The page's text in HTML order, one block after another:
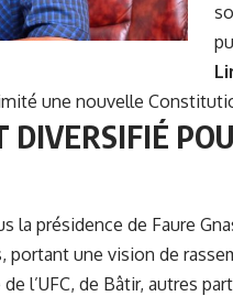
une nouvelle
la présidence de Faure
portant une vision de
l’UFC, de Bâtir, autres